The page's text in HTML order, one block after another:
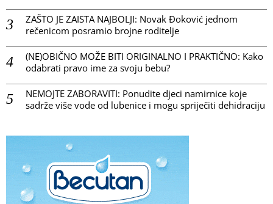
ZAŠTO JE ZAISTA NAJBOLJI: Novak Đoković jednom
rečenicom posramio brojne roditelje
(NE)OBIČNO MOŽE BITI ORIGINALNO I PRAKTIČNO: Kako
odabrati pravo ime za svoju bebu?
NEMOJTE ZABORAVITI: Ponudite djeci namirnice koje
sadrže više vode od lubenice i mogu spriječiti dehidraciju